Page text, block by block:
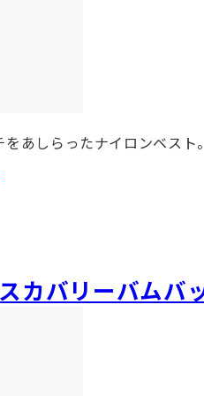
あしらったナイロンベス
カバリーバムバ